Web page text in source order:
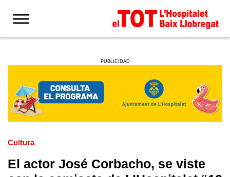
PUBLICIDAD
Cultura
El actor José Corbacho, se viste